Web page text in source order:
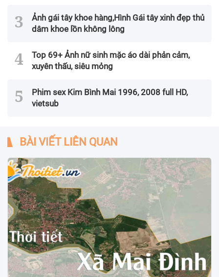
Ảnh gái tây khoe hàng,Hình Gái tây xinh đẹp thủ
dâm khoe lồn không lông
Top 69+ Ảnh nữ sinh mặc áo dài phản cảm,
xuyên thấu, siêu mỏng
Phim sex Kim Bình Mai 1996, 2008 full HD,
vietsub
BÀI VIẾT LIÊN QUAN